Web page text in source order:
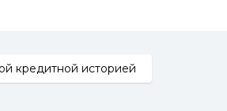
кредитной историей